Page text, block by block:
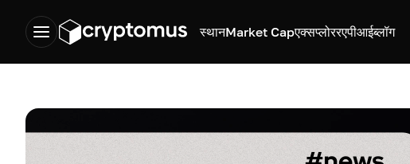
स्थानMarket Capएक्सप्लोररएपीआईब्लॉग